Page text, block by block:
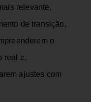
relevante,
de transição,
o
real e,
ajustes com